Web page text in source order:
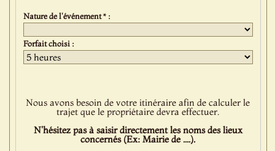
Nature de l'événement * :
Forfait choisi :
Nous avons besoin de votre itinéraire afin de calculer le
trajet que le propriétaire devra effectuer.
N'hésitez pas à saisir directement les noms des lieux
concernés (Ex: Mairie de ....).